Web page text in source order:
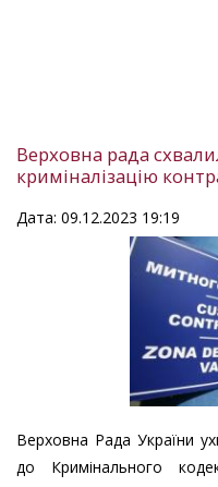
Верховна рада
криміналізацію
Дата: 09.12.2023 19:19
Верховна Рада України
до Кримінального